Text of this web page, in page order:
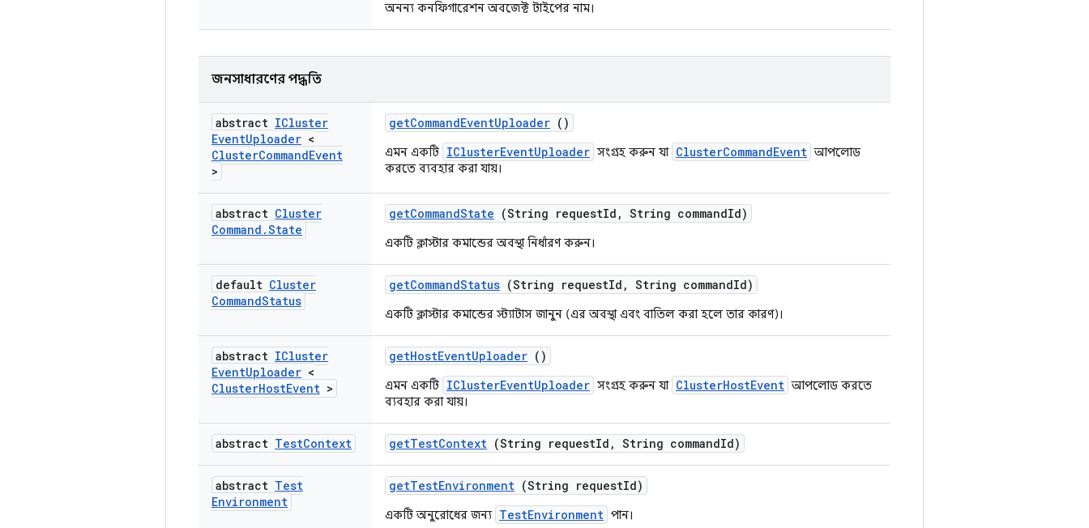
অনন্য কনফিগারেশন অবজেক্ট টাইপের নাম।
জনসাধারণের পদ্ধতি
abstract ICluster
EventUploader <
ClusterCommandEvent
>
getCommandEventUploader ()
এমন একটি IClusterEventUploader সংগ্রহ করুন যা ClusterCommandEvent আপলোড
করতে ব্যবহার করা যায়।
abstract Cluster
Command .State
getCommandState (String requestId , String commandId)
একটি ক্লাস্টার কমান্ডের অবস্থা নির্ধারণ করুন।
default Cluster
CommandStatus
getCommandStatus (String requestId , String commandId)
একটি ক্লাস্টার কমান্ডের স্ট্যাটাস জানুন (এর অবস্থা এবং বাতিল করা হলে তার কারণ)।
abstract ICluster
EventUploader <
ClusterHostEvent >
getHostEventUploader ()
এমন একটি IClusterEventUploader সংগ্রহ করুন যা ClusterHostEvent আপলোড করতে
ব্যবহার করা যায়।
abstract TestContext getTestContext (String requestId , String commandId)
abstract Test
Environment
getTestEnvironment (String requestId)
একটি অনুরোধের জন্য TestEnvironment পান।